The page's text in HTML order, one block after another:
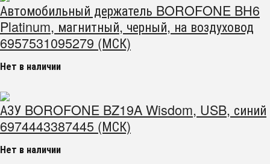
Автомобильный держатель BOROFONE BH6
Platinum, магнитный, черный, на воздуховод
6957531095279 (МСК)
Нет в наличии
АЗУ BOROFONE BZ19A Wisdom, USB, синий
6974443387445 (МСК)
Нет в наличии